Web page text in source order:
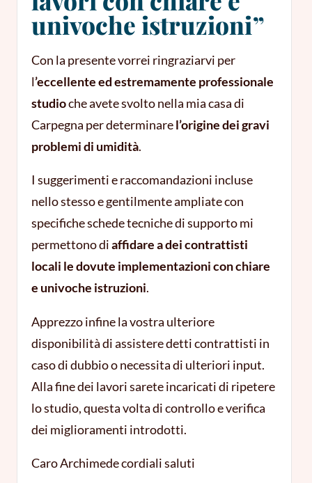
univoche istruzioni”
Con la presente vorrei ringraziarvi per
l’eccellente ed estremamente professionale
studioche avete svolto nella mia casa di
Carpegna per determinarel’origine dei gravi
problemi di umidità.
I suggerimenti e raccomandazioni incluse
nello stesso e gentilmente ampliate con
specifiche schede tecniche di supporto mi
permettono diaffidare a dei contrattisti
locali le dovute implementazioni con chiare
e univoche istruzioni.
Apprezzo infine la vostra ulteriore
disponibilità di assistere detti contrattisti in
caso di dubbio o necessita di ulteriori input.
Alla fine dei lavori sarete incaricati di ripetere
lo studio, questa volta di controllo e verifica
dei miglioramenti introdotti.
Caro Archimede cordiali saluti